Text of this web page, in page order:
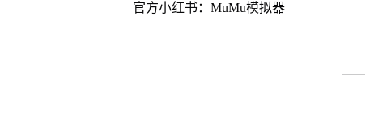
官方小红书：MuMu模拟器